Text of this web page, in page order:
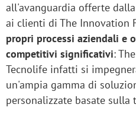
all'avanguardia offerte
ai clienti di The Innovation
propri processi aziendali e
competitivi significativi:
Tecnolife infatti si
un'ampia gamma di
personalizzate basate sulla